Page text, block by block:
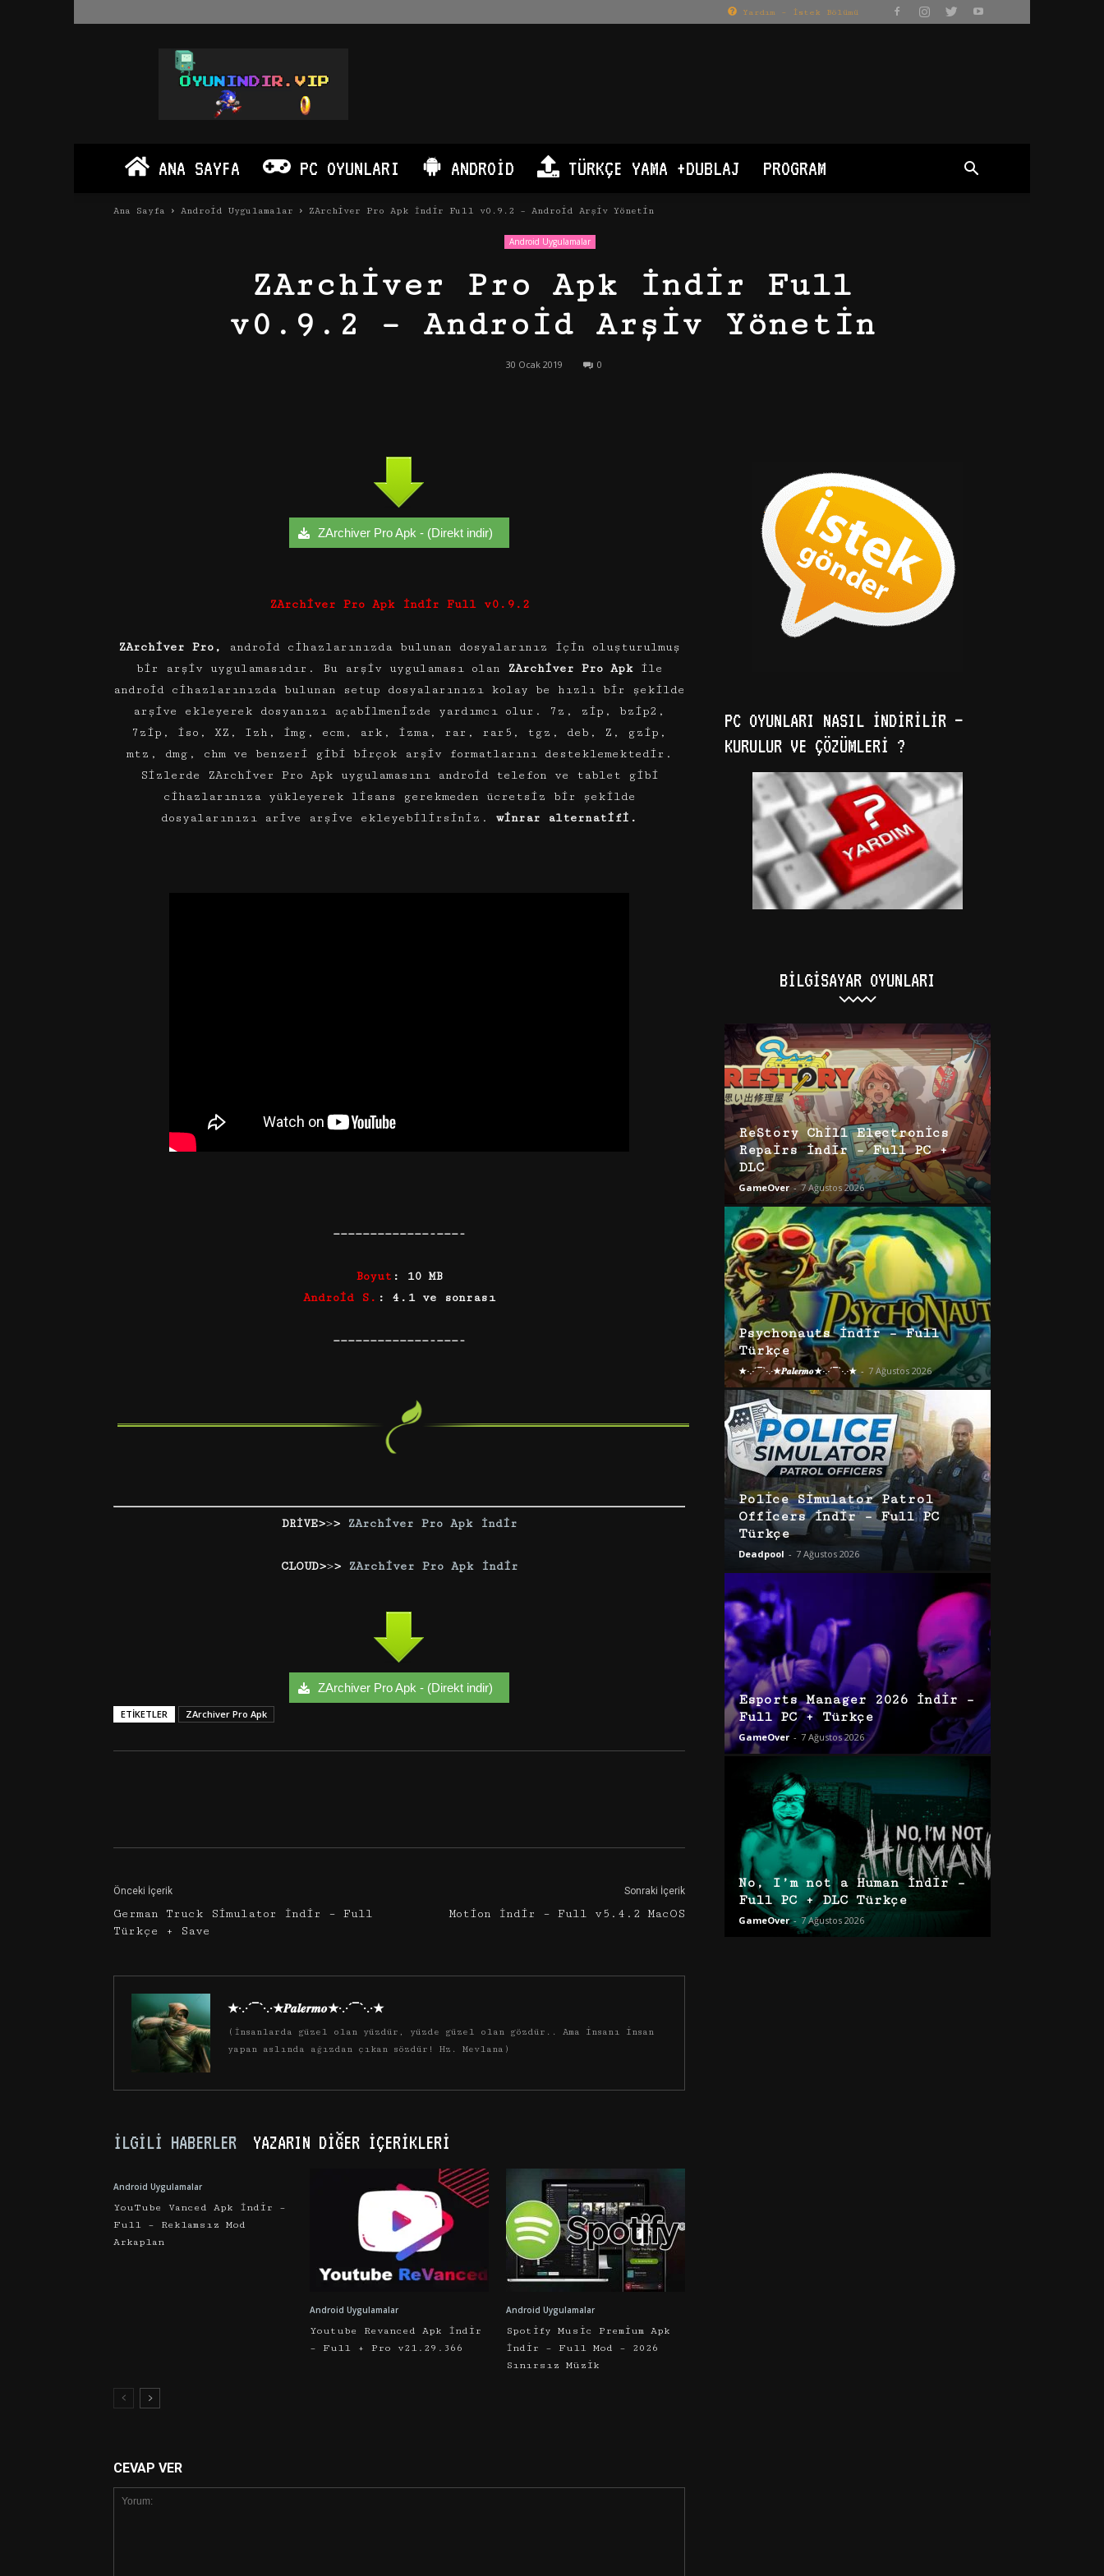
Yardım – İstek Bölümü
Oyun
İndir
PC
Android
ANA SAYFA PC OYUNLARI ANDROID TÜRKÇE YAMA +DUBLAJ PROGRAM
Ana Sayfa Android Uygulamalar ZArchiver Pro Apk İndir Full v0.9.2 – Android Arşiv Yönetin
Android Uygulamalar
ZArchiver Pro Apk İndir Full
v0.9.2 – Android Arşiv Yönetin
30 Ocak 2019 0
ZArchiver Pro Apk - (Direkt indir)
ZArchiver Pro Apk İndir Full v0.9.2
ZArchiver Pro,
android cihazlarınızda bulunan dosyalarınız için oluşturulmuş
bir arşiv uygulamasıdır. Bu arşiv uygulaması olan
ZArchiver Pro Apkile
android cihazlarınızda bulunan setup dosyalarınızı kolay be hızlı bir şekilde
arşive ekleyerek dosyanızı açabilmenizde yardımcı olur. 7z, zip, bzip2,
7zip, iso, XZ, Izh, img, ecm, ark, izma, rar, rar5, tgz, deb, Z, gzip,
mtz, dmg, chm ve benzeri gibi birçok arşiv formatlarını desteklemektedir.
Sizlerde ZArchiver Pro Apk uygulamasını android telefon ve tablet gibi
cihazlarınıza yükleyerek lisans gerekmeden ücretsiz bir şekilde
dosyalarınızı arive arşive ekleyebilirsiniz. winrar alternatifi.
—————————————-———-
Boyut : 10 MB
Android S. : 4.1 ve sonrası
—————————————-———-
DRİVE>>> ZArchiver Pro Apk İndir
CLOUD>>> ZArchiver Pro Apk İndir
ZArchiver Pro Apk - (Direkt indir)
ETIKETLER ZArchiver Pro Apk
Önceki İçerik
German Truck Simulator İndir – Full
Türkçe + Save
Sonraki İçerik
Motion İndir – Full v5.4.2 MacOS
★·.·´¯`·.·★𝑷𝒂𝒍𝒆𝒓𝒎𝒐★·.·´¯`·.·★
(İnsanlarda güzel olan yüzdür, yüzde güzel olan gözdür.. Ama insanı insan
yapan aslında ağızdan çıkan sözdür! Hz. Mevlana)
İLGILI HABERLER YAZARIN DIĞER İÇERIKLERI
Android Uygulamalar
YouTube Vanced Apk İndir –
Full – Reklamsız Mod
Arkaplan
Android Uygulamalar
Youtube Revanced Apk İndir
– Full + Pro v21.29.366
Android Uygulamalar
Spotify Music Premium Apk
İndir – Full Mod – 2026
Sınırsız Müzik
CEVAP VER
PC OYUNLARI NASIL İNDIRILIR –
KURULUR VE ÇÖZÜMLERI ?
BILGISAYAR OYUNLARI
ReStory Chill Electronics
Repairs İndir – Full PC +
DLC
GameOver - 7 Ağustos 2026
Psychonauts İndir – Full
Türkçe
★·.·´¯`·.·★𝑷𝒂𝒍𝒆𝒓𝒎𝒐★·.·´¯`·.·★ - 7 Ağustos 2026
Police Simulator Patrol
Officers İndir – Full PC
Türkçe
Deadpool - 7 Ağustos 2026
Esports Manager 2026 İndir –
Full PC + Türkçe
GameOver - 7 Ağustos 2026
No, I’m not a Human İndir –
Full PC + DLC Türkçe
GameOver - 7 Ağustos 2026